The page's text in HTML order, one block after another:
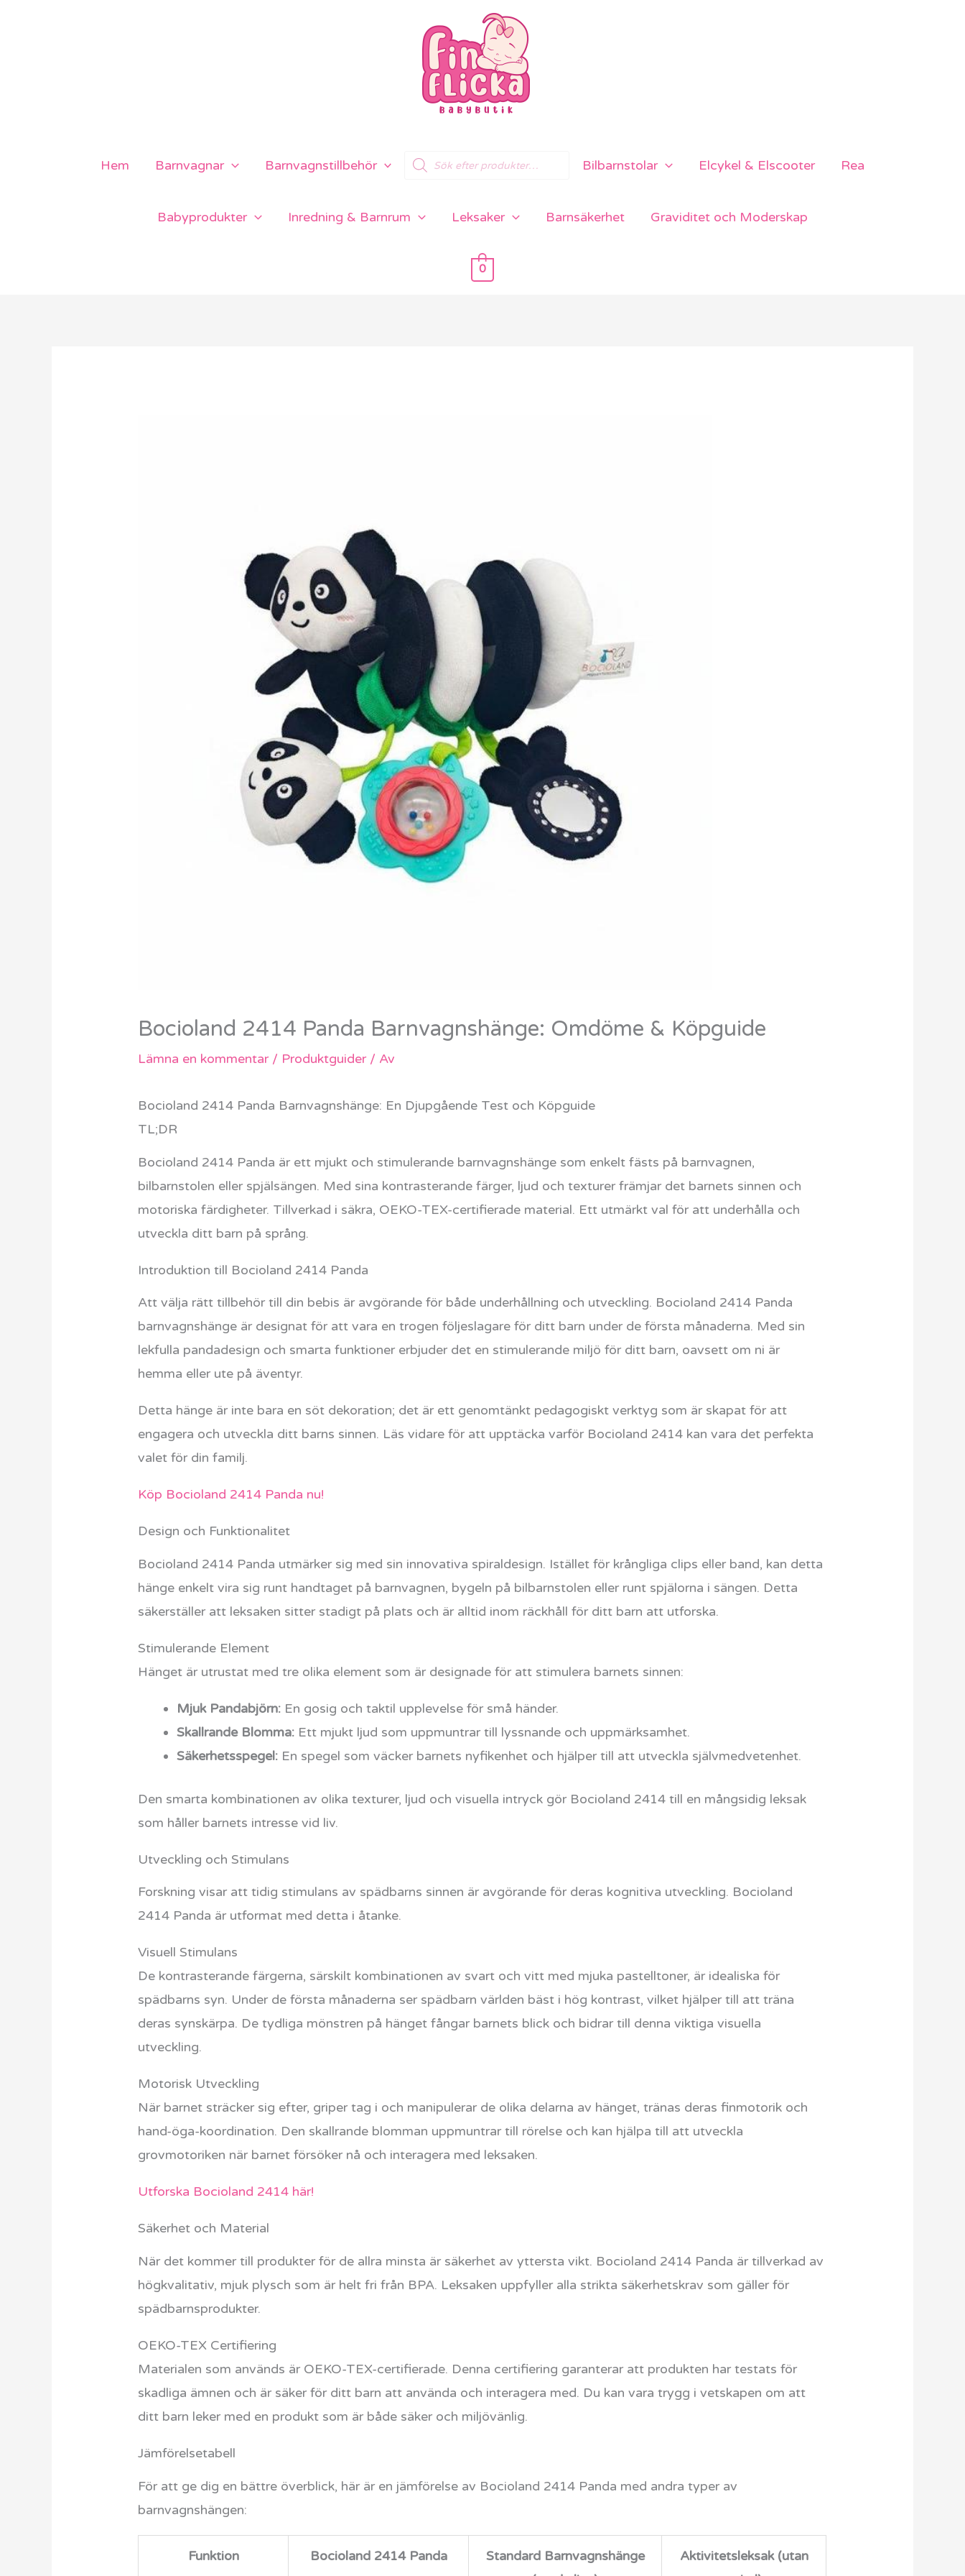
Hem Barnvagnar Barnvagnstillbehör
Products
search
Bilbarnstolar Elcykel & Elscooter Rea
Babyprodukter Inredning & Barnrum Leksaker Barnsäkerhet Graviditet och Moderskap
0
Bocioland 2414 Panda Barnvagnshänge: Omdöme & Köpguide
Lämna en kommentar / Produktguider/ Av
Bocioland 2414 Panda Barnvagnshänge: En Djupgående Test och Köpguide
TL;DR
Bocioland 2414 Panda är ett mjukt och stimulerande barnvagnshänge som enkelt fästs på barnvagnen,
bilbarnstolen eller spjälsängen. Med sina kontrasterande färger, ljud och texturer främjar det barnets sinnen och
motoriska färdigheter. Tillverkad i säkra, OEKO-TEX-certifierade material. Ett utmärkt val för att underhålla och
utveckla ditt barn på språng.
Introduktion till Bocioland 2414 Panda
Att välja rätt tillbehör till din bebis är avgörande för både underhållning och utveckling. Bocioland 2414 Panda
barnvagnshänge är designat för att vara en trogen följeslagare för ditt barn under de första månaderna. Med sin
lekfulla pandadesign och smarta funktioner erbjuder det en stimulerande miljö för ditt barn, oavsett om ni är
hemma eller ute på äventyr.
Detta hänge är inte bara en söt dekoration; det är ett genomtänkt pedagogiskt verktyg som är skapat för att
engagera och utveckla ditt barns sinnen. Läs vidare för att upptäcka varför Bocioland 2414 kan vara det perfekta
valet för din familj.
Köp Bocioland 2414 Panda nu!
Design och Funktionalitet
Bocioland 2414 Panda utmärker sig med sin innovativa spiraldesign. Istället för krångliga clips eller band, kan detta
hänge enkelt vira sig runt handtaget på barnvagnen, bygeln på bilbarnstolen eller runt spjälorna i sängen. Detta
säkerställer att leksaken sitter stadigt på plats och är alltid inom räckhåll för ditt barn att utforska.
Stimulerande Element
Hänget är utrustat med tre olika element som är designade för att stimulera barnets sinnen:
Mjuk Pandabjörn: En gosig och taktil upplevelse för små händer.
Skallrande Blomma: Ett mjukt ljud som uppmuntrar till lyssnande och uppmärksamhet.
Säkerhetsspegel: En spegel som väcker barnets nyfikenhet och hjälper till att utveckla självmedvetenhet.
Den smarta kombinationen av olika texturer, ljud och visuella intryck gör Bocioland 2414 till en mångsidig leksak
som håller barnets intresse vid liv.
Utveckling och Stimulans
Forskning visar att tidig stimulans av spädbarns sinnen är avgörande för deras kognitiva utveckling. Bocioland
2414 Panda är utformat med detta i åtanke.
Visuell Stimulans
De kontrasterande färgerna, särskilt kombinationen av svart och vitt med mjuka pastelltoner, är idealiska för
spädbarns syn. Under de första månaderna ser spädbarn världen bäst i hög kontrast, vilket hjälper till att träna
deras synskärpa. De tydliga mönstren på hänget fångar barnets blick och bidrar till denna viktiga visuella
utveckling.
Motorisk Utveckling
När barnet sträcker sig efter, griper tag i och manipulerar de olika delarna av hänget, tränas deras finmotorik och
hand-öga-koordination. Den skallrande blomman uppmuntrar till rörelse och kan hjälpa till att utveckla
grovmotoriken när barnet försöker nå och interagera med leksaken.
Utforska Bocioland 2414 här!
Säkerhet och Material
När det kommer till produkter för de allra minsta är säkerhet av yttersta vikt. Bocioland 2414 Panda är tillverkad av
högkvalitativ, mjuk plysch som är helt fri från BPA. Leksaken uppfyller alla strikta säkerhetskrav som gäller för
spädbarnsprodukter.
OEKO-TEX Certifiering
Materialen som används är OEKO-TEX-certifierade. Denna certifiering garanterar att produkten har testats för
skadliga ämnen och är säker för ditt barn att använda och interagera med. Du kan vara trygg i vetskapen om att
ditt barn leker med en produkt som är både säker och miljövänlig.
Jämförelsetabell
För att ge dig en bättre överblick, här är en jämförelse av Bocioland 2414 Panda med andra typer av
barnvagnshängen:
Funktion Bocioland 2414 Panda
Standard Barnvagnshänge
Aktivitetsleksak (utan